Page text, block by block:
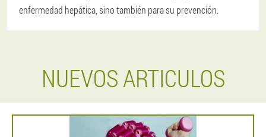
enfermedad hepática, sino también para su prevención.
NUEVOS ARTICULOS